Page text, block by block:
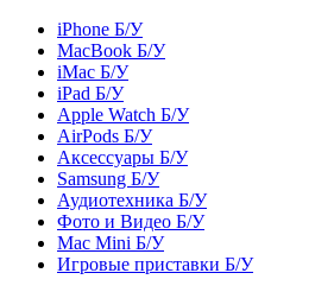
iPhone Б/У
MacBook Б/У
iMac Б/У
iPad Б/У
Apple Watch Б/У
AirPods Б/У
Аксессуары Б/У
Samsung Б/У
Аудиотехника Б/У
Фото и Видео Б/У
Mac Mini Б/У
Игровые приставки Б/У